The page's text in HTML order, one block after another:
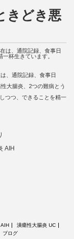
きどき悪
は、通院記録、食事日
杯生きています。
、通院記録、食事日
大腸炎、2つの難病とう
つつ、できることを精一
AIH
潰瘍性大腸炎 UC
ブログ